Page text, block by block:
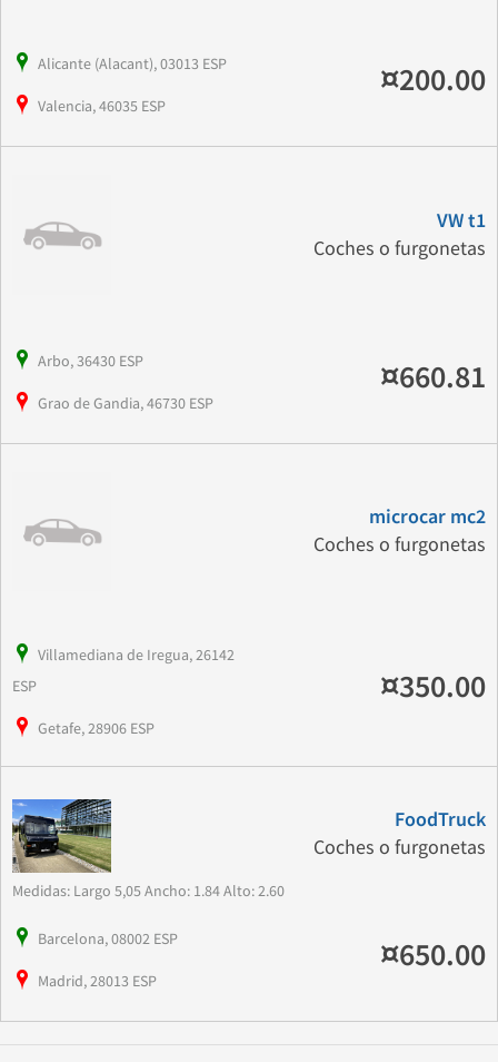
Alicante (Alacant), 03013 ESP
Valencia, 46035 ESP
¤200.00
VW t1
Coches o furgonetas
Arbo, 36430 ESP
Grao de Gandia, 46730 ESP
¤660.81
microcar mc2
Coches o furgonetas
Villamediana de Iregua, 26142
ESP
Getafe, 28906 ESP
¤350.00
FoodTruck
Coches o furgonetas
Medidas: Largo 5,05 Ancho: 1.84 Alto: 2.60
Barcelona, 08002 ESP
Madrid, 28013 ESP
¤650.00